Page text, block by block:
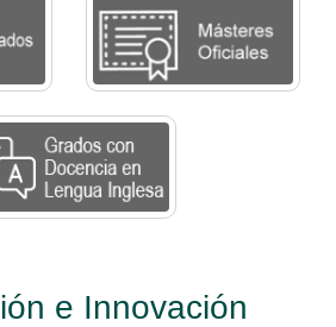
e Innovación